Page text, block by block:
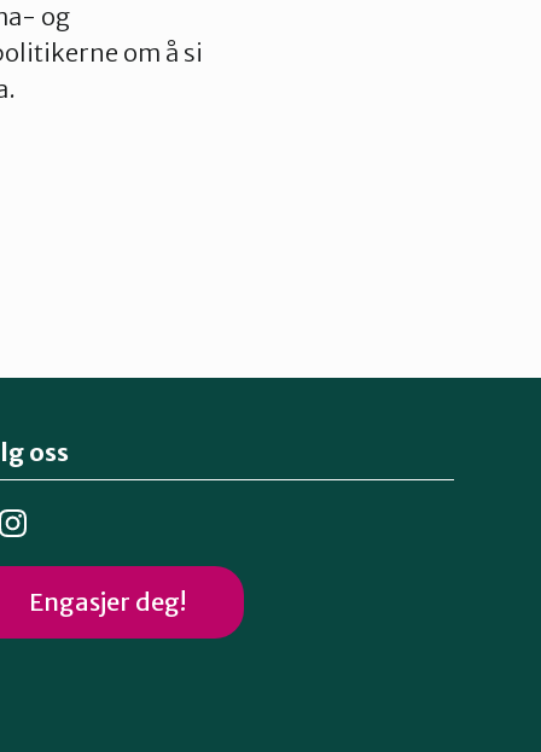
og
om å si
oss
Engasjer deg!